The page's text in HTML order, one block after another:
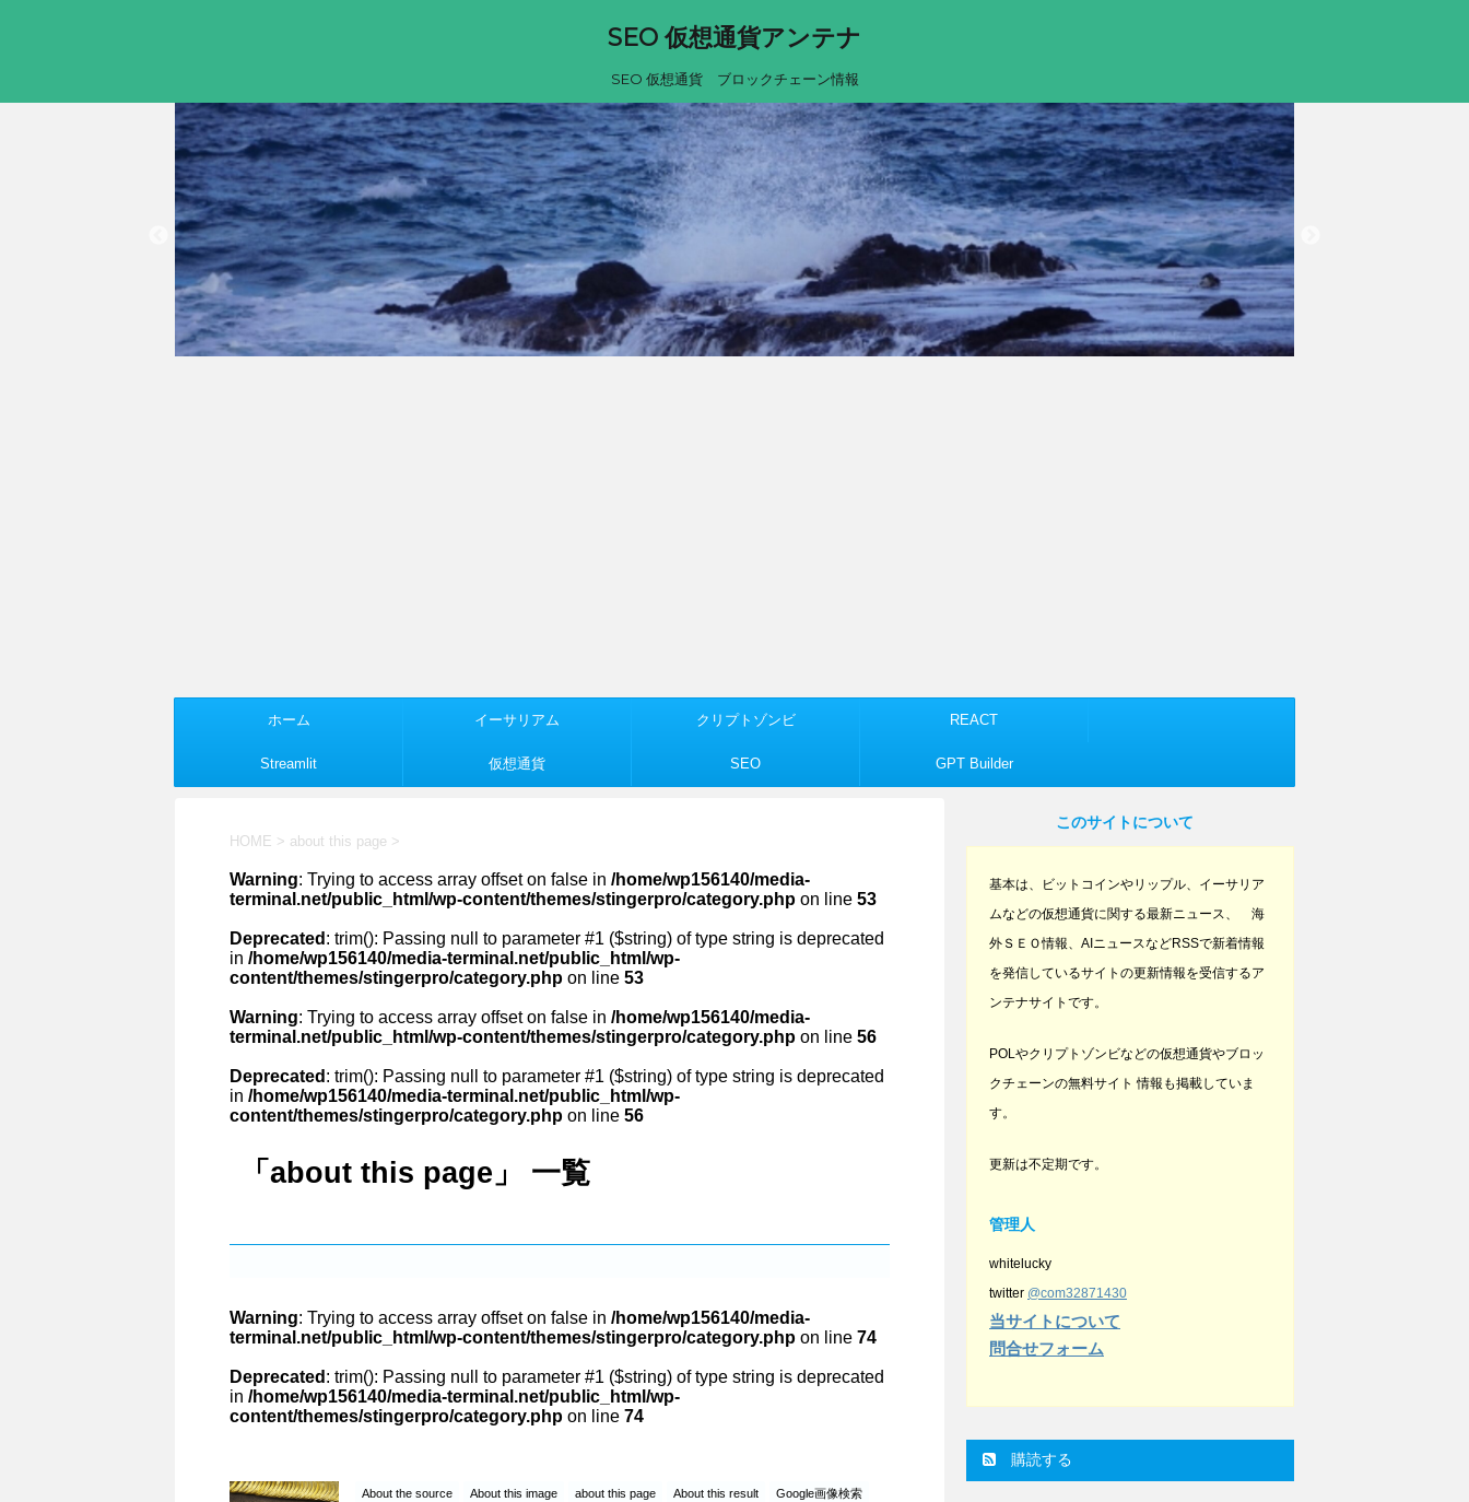
SEO 仮想通貨アンテナ
SEO 仮想通貨 ブロックチェーン情報
ホーム イーサリアム クリプトゾンビ REACT
Streamlit 仮想通貨 SEO GPT Builder
HOME > about this page >
Warning: Trying to access array offset on false in /home/wp156140/media-
terminal.net/public_html/wp-content/themes/stingerpro/category.php on line 53
Deprecated : trim(): Passing null to parameter #1 ($string) of type string is deprecated
in /home/wp156140/media-terminal.net/public_html/wp-
content/themes/stingerpro/category.php on line 53
Warning: Trying to access array offset on false in /home/wp156140/media-
terminal.net/public_html/wp-content/themes/stingerpro/category.php on line 56
Deprecated : trim(): Passing null to parameter #1 ($string) of type string is deprecated
in /home/wp156140/media-terminal.net/public_html/wp-
content/themes/stingerpro/category.php on line 56
「about this page」 一覧
Warning: Trying to access array offset on false in /home/wp156140/media-
terminal.net/public_html/wp-content/themes/stingerpro/category.php on line 74
Deprecated : trim(): Passing null to parameter #1 ($string) of type string is deprecated
in /home/wp156140/media-terminal.net/public_html/wp-
content/themes/stingerpro/category.php on line 74
About the source About this image about this page About this result Google画像検索
このサイトについて
基本は、ビットコインやリップル、イーサリア
ムなどの仮想通貨に関する最新ニュース、 海
外ＳＥＯ情報、AIニュースなどRSSで新着情報
を発信しているサイトの更新情報を受信するア
ンテナサイトです。
POLやクリプトゾンビなどの仮想通貨やブロッ
クチェーンの無料サイト 情報も掲載していま
す。
更新は不定期です。
管理人
whitelucky
twitter @com32871430
当サイトについて
問合せフォーム
購読する